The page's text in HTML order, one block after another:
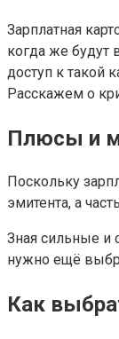
Зарплатная
когда же будут
доступ к такой
Расскажем о
Плюсы и
Поскольку
эмитента, а
Зная сильные и
нужно ещё
Как